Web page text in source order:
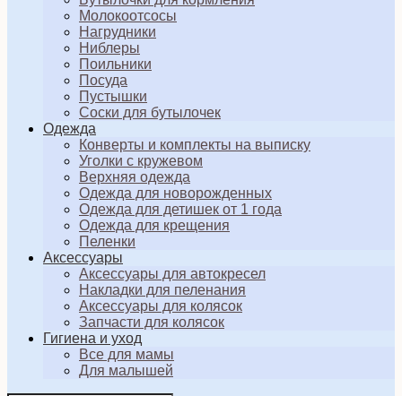
Молокоотсосы
Нагрудники
Ниблеры
Поильники
Посуда
Пустышки
Соски для бутылочек
Одежда
Конверты и комплекты на выписку
Уголки с кружевом
Верхняя одежда
Одежда для новорожденных
Одежда для детишек от 1 года
Одежда для крещения
Пеленки
Аксессуары
Аксессуары для автокресел
Накладки для пеленания
Аксессуары для колясок
Запчасти для колясок
Гигиена и уход
Все для мамы
Для малышей